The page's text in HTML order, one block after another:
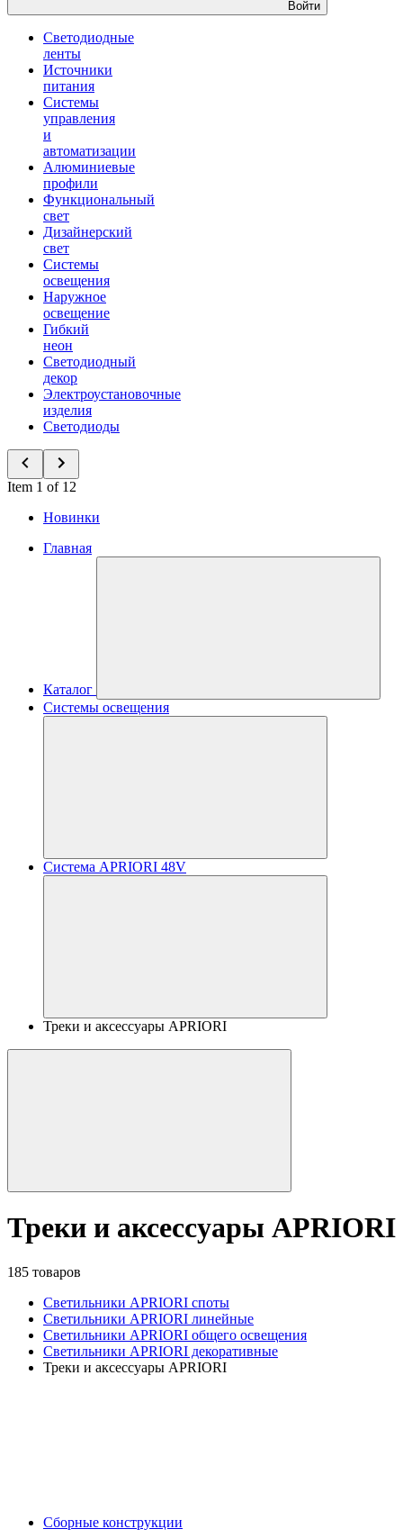
Войти
Светодиодные
ленты
Источники
питания
Системы
управления
и
автоматизации
Алюминиевые
профили
Функциональный
свет
Дизайнерский
свет
Системы
освещения
Наружное
освещение
Гибкий
неон
Светодиодный
декор
Электроустановочные
изделия
Светодиоды
Item 1 of 12
Новинки
Главная
Каталог
Системы освещения
Система APRIORI 48V
Треки и аксессуары APRIORI
Треки и аксессуары APRIORI
185 товаров
Светильники APRIORI споты
Светильники APRIORI линейные
Светильники APRIORI общего освещения
Светильники APRIORI декоративные
Треки и аксессуары APRIORI
Сборные конструкции